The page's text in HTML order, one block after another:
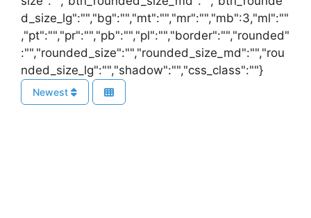
d_size_lg":"","bg":"","mt":"","mr":"","mb":3,"ml":""
,"pt":"","pr":"","pb":"","pl":"","border":"","rounded"
:"","rounded_size":"","rounded_size_md":"","rou
nded_size_lg":"","shadow":"","css_class":""}
Newest